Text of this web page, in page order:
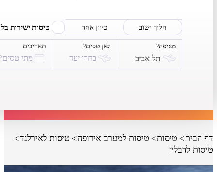
בחו"ל
השכרת
רכב
הלוך ושוב כיוון אחד טיסות ישירות
מאיפה?
תל אביב
לאן טסים?
בחרו יעד
תאריכים
מתי
דף הבית טיסות טיסות למערב אירופה
טיסות לאירלנד
טיסות לדבלין